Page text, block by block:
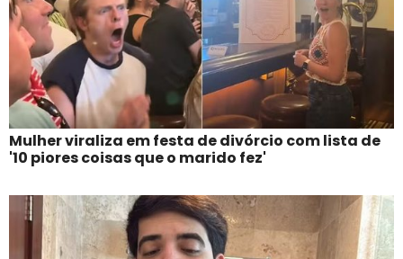
Mulher viraliza em festa de divórcio com lista de
'10 piores coisas que o marido fez'